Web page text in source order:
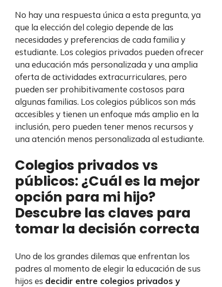
No hay una respuesta única a esta pregunta, ya
que la elección del colegio depende de las
necesidades y preferencias de cada familia y
estudiante. Los colegios privados pueden ofrecer
una educación más personalizada y una amplia
oferta de actividades extracurriculares, pero
pueden ser prohibitivamente costosos para
algunas familias. Los colegios públicos son más
accesibles y tienen un enfoque más amplio en la
inclusión, pero pueden tener menos recursos y
una atención menos personalizada al estudiante.
Colegios privados vs
públicos: ¿Cuál es la mejor
opción para mi hijo?
Descubre las claves para
tomar la decisión correcta
Uno de los grandes dilemas que enfrentan los
padres al momento de elegir la educación de sus
hijos es decidir entre colegios privados y